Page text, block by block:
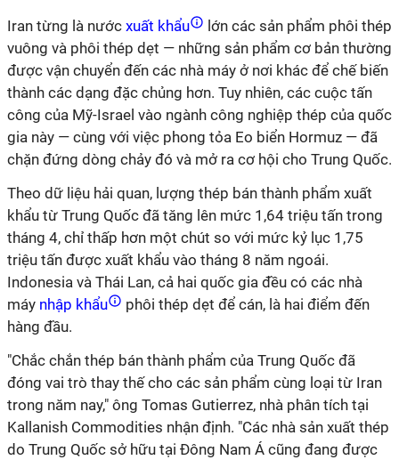
Iran từng là nước xuất khẩu
lớn các sản phẩm phôi thép
vuông và phôi thép dẹt — những sản phẩm cơ bản thường
được vận chuyển đến các nhà máy ở nơi khác để chế biến
thành các dạng đặc chủng hơn. Tuy nhiên, các cuộc tấn
công của Mỹ-Israel vào ngành công nghiệp thép của quốc
gia này — cùng với việc phong tỏa Eo biển Hormuz — đã
chặn đứng dòng chảy đó và mở ra cơ hội cho Trung Quốc.
Theo dữ liệu hải quan, lượng thép bán thành phẩm xuất
khẩu từ Trung Quốc đã tăng lên mức 1,64 triệu tấn trong
tháng 4, chỉ thấp hơn một chút so với mức kỷ lục 1,75
triệu tấn được xuất khẩu vào tháng 8 năm ngoái.
Indonesia và Thái Lan, cả hai quốc gia đều có các nhà
máy nhập khẩu
phôi thép dẹt để cán, là hai điểm đến
hàng đầu.
"Chắc chắn thép bán thành phẩm của Trung Quốc đã
đóng vai trò thay thế cho các sản phẩm cùng loại từ Iran
trong năm nay," ông Tomas Gutierrez, nhà phân tích tại
Kallanish Commodities nhận định. "Các nhà sản xuất thép
do Trung Quốc sở hữu tại Đông Nam Á cũng đang được